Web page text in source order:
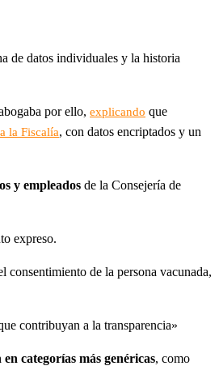
de datos individuales y la historia
por ello, explicando que
la Fiscalía, con datos encriptados y un
y empleados de la Consejería de
expreso.
consentimiento de la persona vacunada,
contribuyan a la transparencia»
categorías más genéricas, como